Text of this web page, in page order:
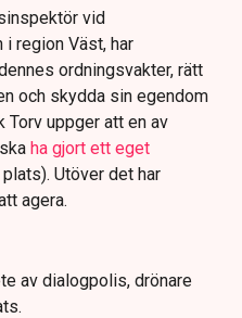
vid
region Väst, har
ordningsvakter, rätt
och skydda sin egendom
Torv uppger att en av
ha gjort ett eget
Utöver det har
agera.
av dialogpolis, drönare